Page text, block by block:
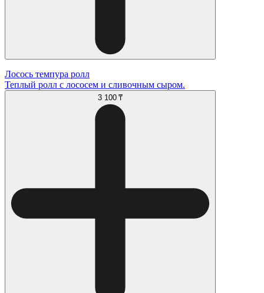
Лосось темпура ролл
Теплый ролл с лососем и сливочным сыром.
3 100 ₸